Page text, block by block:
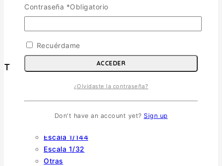
Política de Envíos
Cambios y Devoluciones
Política de Privacidad
Términos y Condiciones
Tienda
Escala 1/72
Escala 1/144
Escala 1/32
Otras
Contraseña *Obligatorio
Recuérdame
ACCEDER
¿Olvidaste la contraseña?
Don't have an account yet? Sign up